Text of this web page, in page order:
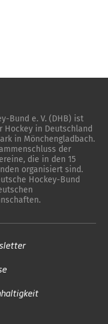
Bund e. V. (DHB) ist
Hockey in Deutschland
in Mönchengladbach.
der
die in den 15
organisiert sind.
Hockey-Bund